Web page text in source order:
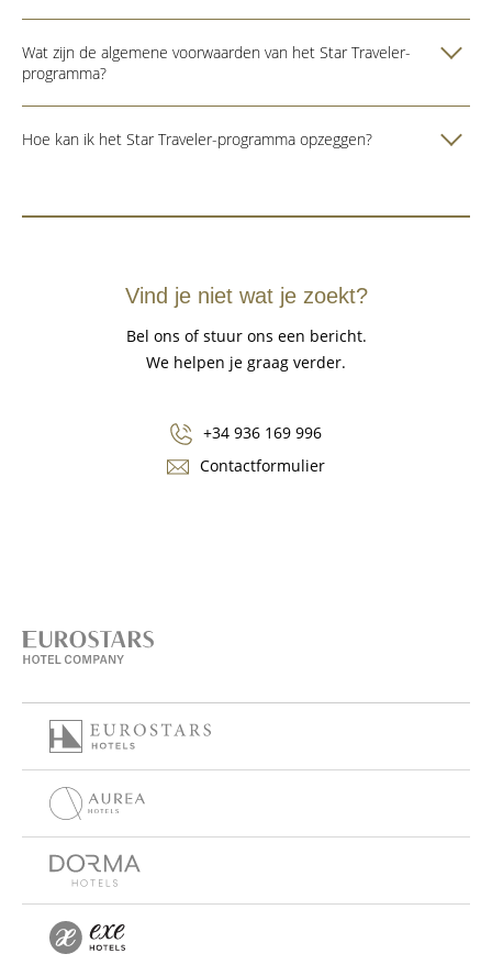
Wat zijn de algemene voorwaarden van het Star Traveler-
programma?
Hoe kan ik het Star Traveler-programma opzeggen?
Vind je niet wat je zoekt?
Bel ons of stuur ons een bericht.
We helpen je graag verder.
+34 936 169 996
Contactformulier